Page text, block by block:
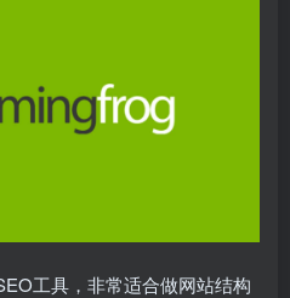
工具，非常适合做网站结构